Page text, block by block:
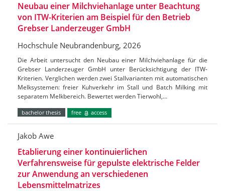
Neubau einer Milchviehanlage unter Beachtung
von ITW-Kriterien am Beispiel für den Betrieb
Grebser Landerzeuger GmbH
Hochschule Neubrandenburg, 2026
Die Arbeit untersucht den Neubau einer Milchviehanlage für die
Grebser Landerzeuger GmbH unter Berücksichtigung der ITW-
Kriterien. Verglichen werden zwei Stallvarianten mit automatischen
Melksystemen: freier Kuhverkehr im Stall und Batch Milking mit
separatem Melkbereich. Bewertet werden Tierwohl,…
bachelor thesis free access
Jakob Awe
Etablierung einer kontinuierlichen
Verfahrensweise für gepulste elektrische Felder
zur Anwendung an verschiedenen
Lebensmittelmatrizes